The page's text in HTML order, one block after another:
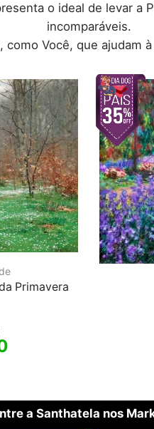
o ideal de levar a
incomparáveis.
como Você, que ajudam
Primavera
a Santhatela nos